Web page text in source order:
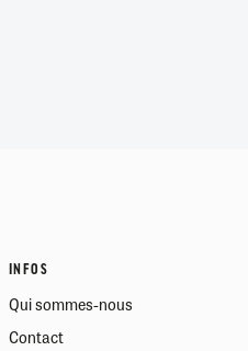
INFOS
Qui sommes-nous
Contact